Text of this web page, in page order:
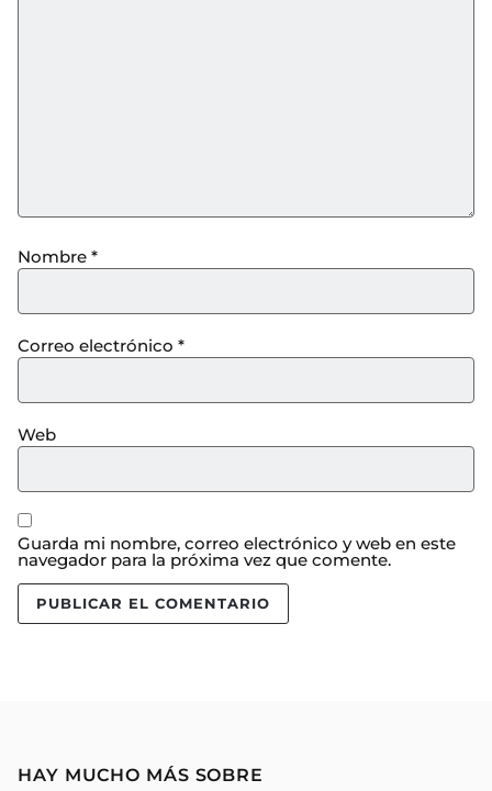
Nombre *
Correo electrónico *
Web
Guarda mi nombre, correo electrónico y web en este
navegador para la próxima vez que comente.
HAY MUCHO MÁS SOBRE